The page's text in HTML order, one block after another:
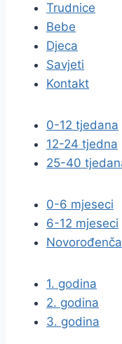
Trudnice
Bebe
Djeca
Savjeti
Kontakt
0-12 tjedana
12-24 tjedna
25-40
0-6 mjeseci
6-12 mjeseci
1. godina
2. godina
3. godina